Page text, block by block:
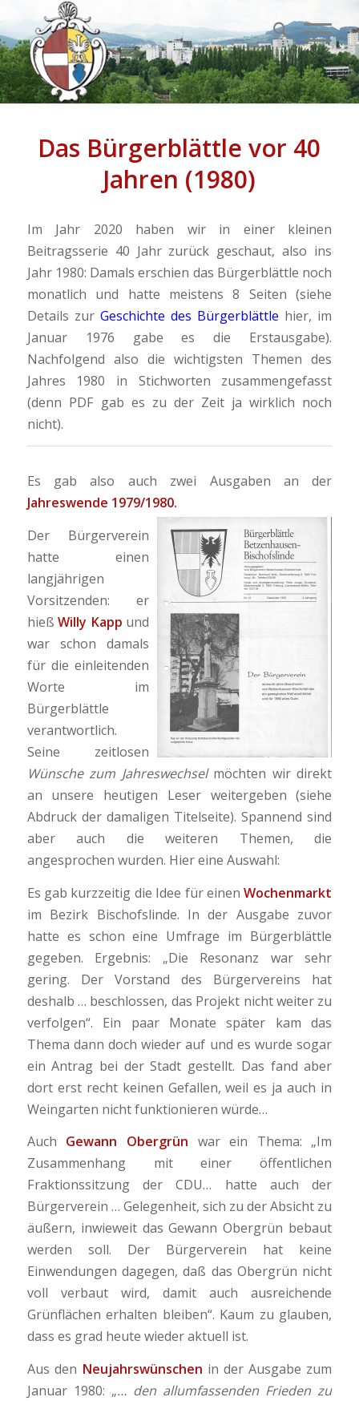
Das Bürgerblättle vor 40
Jahren (1980)
Im Jahr 2020 haben wir in einer kleinen
Beitragsserie 40 Jahr zurück geschaut, also ins
Jahr 1980: Damals erschien das Bürgerblättle noch
monatlich und hatte meistens 8 Seiten (siehe
Details zur Geschichte des Bürgerblättle hier, im
Januar 1976 gabe es die Erstausgabe).
Nachfolgend also die wichtigsten Themen des
Jahres 1980 in Stichworten zusammengefasst
(denn PDF gab es zu der Zeit ja wirklich noch
nicht).
Es gab also auch zwei Ausgaben an der
Jahreswende 1979/1980.
Der Bürgerverein
hatte einen
langjährigen
Vorsitzenden: er
hießWilly Kapp und
war schon damals
für die einleitenden
Worte im
Bürgerblättle
verantwortlich.
Seine zeitlosen
Wünsche zum Jahreswechselmöchten wir direkt
an unsere heutigen Leser weitergeben (siehe
Abdruck der damaligen Titelseite). Spannend sind
aber auch die weiteren Themen, die
angesprochen wurden. Hier eine Auswahl:
Es gab kurzzeitig die Idee für einenWochenmarkt
im Bezirk Bischofslinde. In der Ausgabe zuvor
hatte es schon eine Umfrage im Bürgerblättle
gegeben. Ergebnis: „Die Resonanz war sehr
gering. Der Vorstand des Bürgervereins hat
deshalb … beschlossen, das Projekt nicht weiter zu
verfolgen“. Ein paar Monate später kam das
Thema dann doch wieder auf und es wurde sogar
ein Antrag bei der Stadt gestellt. Das fand aber
dort erst recht keinen Gefallen, weil es ja auch in
Weingarten nicht funktionieren würde…
Auch Gewann Obergrün war ein Thema: „Im
Zusammenhang mit einer öffentlichen
Fraktionssitzung der CDU… hatte auch der
Bürgerverein … Gelegenheit, sich zu der Absicht zu
äußern, inwieweit das Gewann Obergrün bebaut
werden soll. Der Bürgerverein hat keine
Einwendungen dagegen, daß das Obergrün nicht
voll verbaut wird, damit auch ausreichende
Grünflächen erhalten bleiben“. Kaum zu glauben,
dass es grad heute wieder aktuell ist.
Aus den Neujahrswünschen in der Ausgabe zum
Januar 1980: „… den allumfassenden Frieden zu